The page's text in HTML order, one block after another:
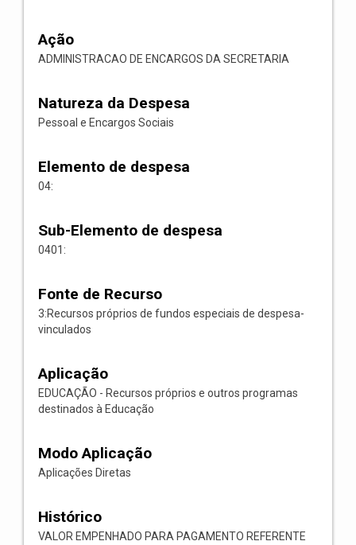
Ação
ADMINISTRACAO DE ENCARGOS DA SECRETARIA
Natureza da Despesa
Pessoal e Encargos Sociais
Elemento de despesa
04:
Sub-Elemento de despesa
0401:
Fonte de Recurso
3:Recursos próprios de fundos especiais de despesa-
vinculados
Aplicação
EDUCAÇÃO - Recursos próprios e outros programas
destinados à Educação
Modo Aplicação
Aplicações Diretas
Histórico
VALOR EMPENHADO PARA PAGAMENTO REFERENTE